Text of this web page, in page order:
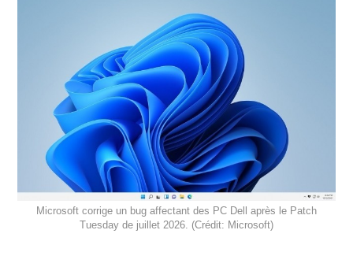
Microsoft corrige un bug affectant des PC Dell après le Patch
Tuesday de juillet 2026. (Crédit: Microsoft)